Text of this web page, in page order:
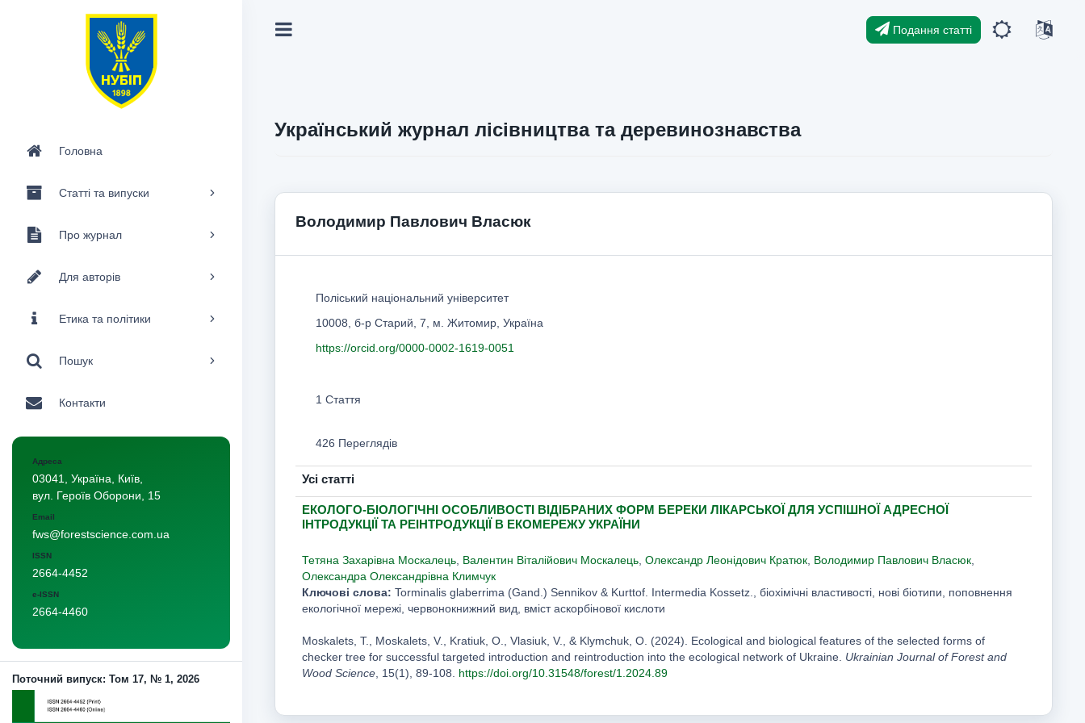
Головна
Статті та випуски
Про журнал
Для авторів
Етика та політики
Пошук
Контакти
Адреса
03041, Україна, Київ,
вул. Героїв Оборони, 15
Email
fws@forestscience.com.ua
ISSN
2664-4452
e-ISSN
2664-4460
Поточний випуск: Том 17, № 1, 2026
Подання статті
Український журнал лісівництва та деревинознавства
Володимир Павлович Власюк
Поліський національний університет
10008, б-р Старий, 7, м. Житомир, Україна
https://orcid.org/0000-0002-1619-0051
1 Стаття
426 Переглядів
Усі статті
ЕКОЛОГО-БІОЛОГІЧНІ ОСОБЛИВОСТІ ВІДІБРАНИХ ФОРМ БЕРЕКИ ЛІКАРСЬКОЇ ДЛЯ УСПІШНОЇ АДРЕСНОЇ
ІНТРОДУКЦІЇ ТА РЕІНТРОДУКЦІЇ В ЕКОМЕРЕЖУ УКРАЇНИ
Тетяна Захарівна Москалець, Валентин Віталійович Москалець, Олександр Леонідович Кратюк, Володимир Павлович Власюк,
Олександра Олександрівна Климчук
Ключові слова: Torminalis glaberrima (Gand.) Sennikov & Kurttof. Intermedia Kossetz., біохімічні властивості, нові біотипи, поповнення
екологічної мережі, червонокнижний вид, вміст аскорбінової кислоти
Moskalets, T., Moskalets, V., Kratiuk, O., Vlasiuk, V., & Klymchuk, O. (2024). Ecological and biological features of the selected forms of
checker tree for successful targeted introduction and reintroduction into the ecological network of Ukraine. Ukrainian Journal of Forest and
Wood Science, 15(1), 89-108. https://doi.org/10.31548/forest/1.2024.89